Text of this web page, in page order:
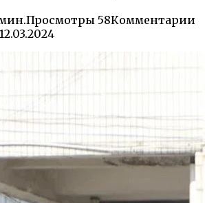
Просмотры 58Комментарии
12.03.2024